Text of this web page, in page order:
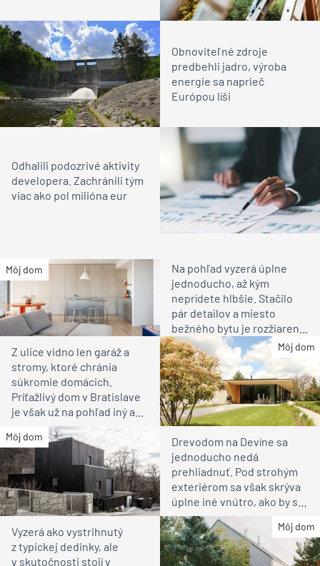
Obnoviteľné zdroje
predbehli jadro, výroba
energie sa naprieč
Európou líši
Odhalili podozrivé aktivity
developera. Zachránili tým
viac ako pol milióna eur
Môj dom
Na pohľad vyzerá úplne
jednoducho, až kým
neprídete hlbšie. Stačilo
pár detailov a miesto
bežného bytu je rozžiarené
bývanie pre rodinu
Môj dom
Z ulice vidno len garáž a
stromy, ktoré chránia
súkromie domácich.
Príťažlivý dom v Bratislave
je však už na pohľad iný ako
susedia
Môj dom
Drevodom na Devíne sa
jednoducho nedá
prehliadnuť. Pod strohým
exteriérom sa však skrýva
úplne iné vnútro, ako by ste
čakali
Môj dom
Vyzerá ako vystrihnutý
z typickej dedinky, ale
v skutočnosti stojí v